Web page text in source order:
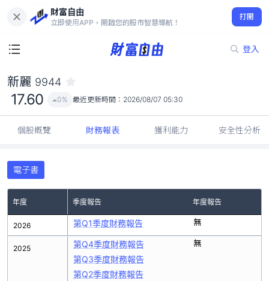
財富自由
立即使用APP，開啟您的股市智慧導航！
打開
登入
17.60
0%
新麗 9944
17.60 0% 最近更新時間： 2026/08/07 05:30
個股概覽 財務報表 獲利能力 安全性分析
電子書
年度 季度報告 年度報告
2026
2025
第Q1季度財務報告 無
第Q4季度財務報告
第Q3季度財務報告
第Q2季度財務報告
無